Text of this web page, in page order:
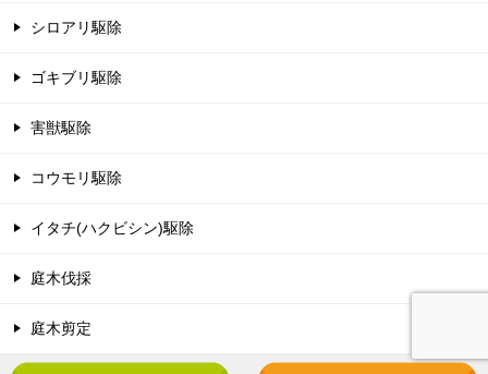
シロアリ駆除
ゴキブリ駆除
害獣駆除
コウモリ駆除
イタチ(ハクビシン)駆除
庭木伐採
庭木剪定